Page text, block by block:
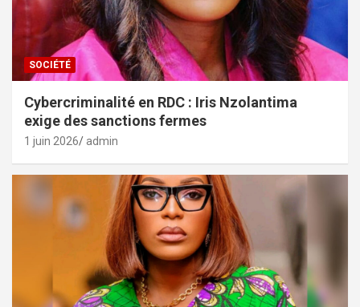
SOCIÉTÉ
Cybercriminalité en RDC : Iris Nzolantima
exige des sanctions fermes
1 juin 2026 admin